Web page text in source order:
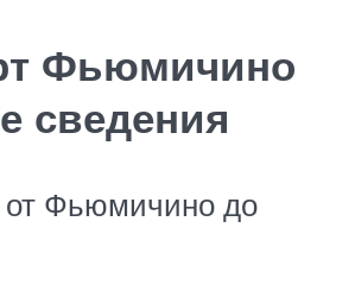
Фьюмичино
сведения
от Фьюмичино до